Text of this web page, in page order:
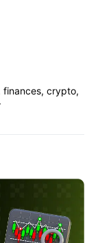
finances, crypto,